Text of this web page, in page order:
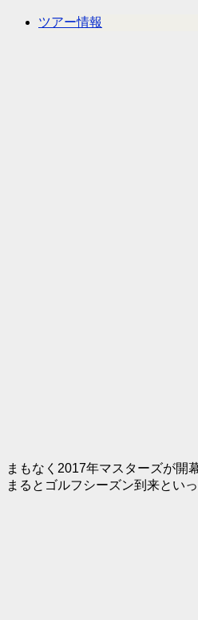
ツアー情報
まもなく2017年マスターズが開
まるとゴルフシーズン到来とい